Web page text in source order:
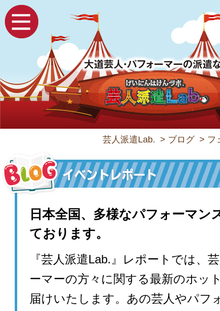
芸人派遣Lab. > ブログ > フ
日本全国、多様なパフォーマン
ております。
『芸人派遣Lab.』レポートでは、
ーマーの方々に関する最新のホッ
届けいたします。あの芸人やパフ